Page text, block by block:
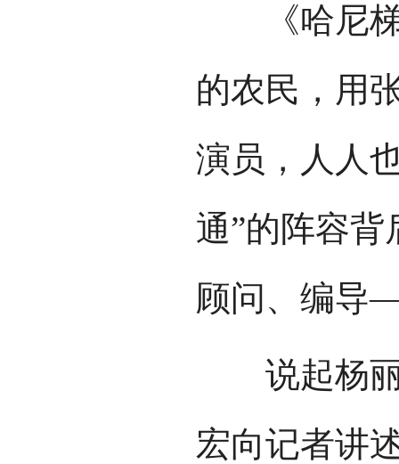
《哈尼梯
的农民，用
演员，人人
通”的阵容背
顾问、编导
说起杨丽
宏向记者讲